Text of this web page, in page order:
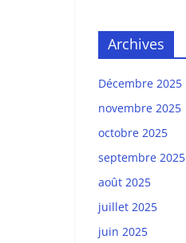
Archives
Décembre 2025
novembre 2025
octobre 2025
septembre 2025
août 2025
juillet 2025
juin 2025